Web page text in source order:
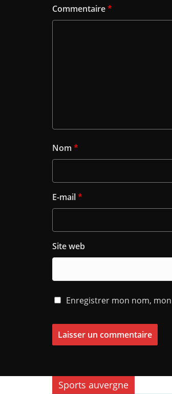
Commentaire*
Nom *
E-mail*
Site web
Enregistrer mon nom,
Sports auvergne